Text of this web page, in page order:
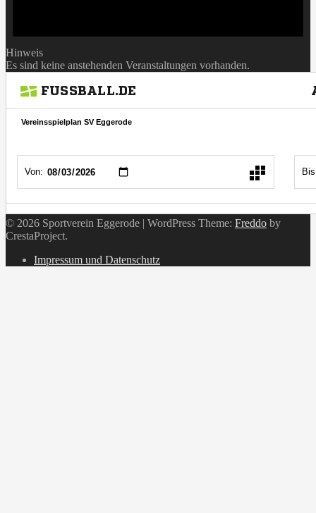
Hinweis
Es sind keine anstehenden Veranstaltungen vorhanden.
© 2026 Sportverein Eggerode | WordPress Theme: Freddo by
CrestaProject.
Impressum und Datenschutz